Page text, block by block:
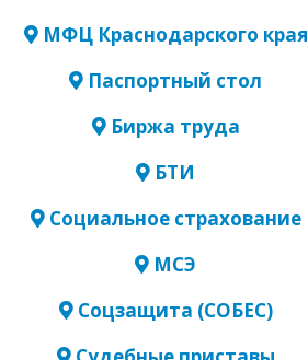
МФЦ Краснодарского края
Паспортный стол
Биржа труда
БТИ
Социальное страхование
МСЭ
Соцзащита (СОБЕС)